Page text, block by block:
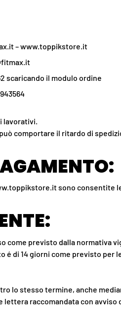
– www.toppikstore.it
scaricando il modulo ordine
lavorativi.
comportare il ritardo di
sono consentite
come previsto dalla normativa
é di 14 giorni come previsto per
lo stesso termine, anche
lettera raccomandata con